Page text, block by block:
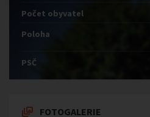
Počet obyvatel
Poloha
PSČ
FOTOGALERIE